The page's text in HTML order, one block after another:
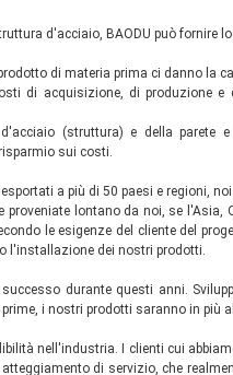
d'acciaio, BAODU può fornire
di materia prima ci danno la
di acquisizione, di produzione e
(struttura) e della parete
sui costi.
a più di 50 paesi e regioni,
lontano da noi, se
le esigenze del cliente del
l'installazione dei nostri prodotti.
durante questi anni.
i nostri prodotti saranno in più
nell'industria. I clienti cui
di servizio, che